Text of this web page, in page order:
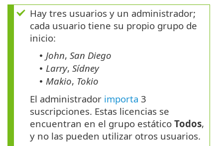
Hay tres usuarios y un administrador;
cada usuario tiene su propio grupo de
inicio:
• John, San Diego
• Larry, Sídney
• Makio, Tokio
El administrador importa 3
suscripciones. Estas licencias se
encuentran en el grupo estático Todos,
y no las pueden utilizar otros usuarios.